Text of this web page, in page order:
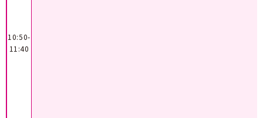
10:50-
11:40